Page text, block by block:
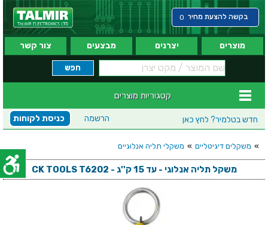
בקשה להצעת מחיר 0
מוצרים יצרנים מבצעים צור קשר
קטגוריות מוצרים
חדש בטלמיר? לחץ כאן כניסת לקוחות הרשמה
» משקלים דיגיטליים » משקלי תליה אנלוגיים
משקל תליה אנלוגי - עד 15 ק''ג - CK TOOLS T6202